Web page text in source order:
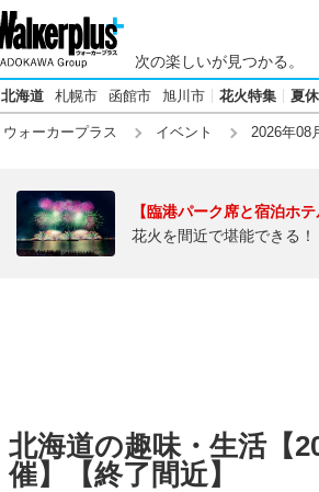
次の楽しいが見つかる。
北海道 札幌市 函館市 旭川市 花火特集 夏
ウォーカープラス イベント 2026年08
【臨港パーク席と宿泊ホ
花火を間近で堪能できる
北海道の趣味・生活【
催】【終了間近】